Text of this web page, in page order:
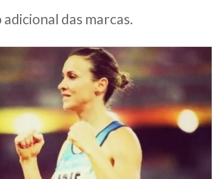
das marcas.